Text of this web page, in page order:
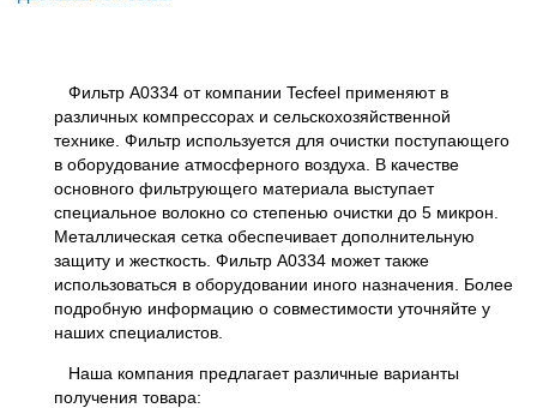
Фильтр A0334 от компании Tecfeel применяют в
различных компрессорах и сельскохозяйственной
технике. Фильтр используется для очистки поступающего
в оборудование атмосферного воздуха. В качестве
основного фильтрующего материала выступает
специальное волокно со степенью очистки до 5 микрон.
Металлическая сетка обеспечивает дополнительную
защиту и жесткость. Фильтр A0334 может также
использоваться в оборудовании иного назначения. Более
подробную информацию о совместимости уточняйте у
наших специалистов.
Наша компания предлагает различные варианты
получения товара: